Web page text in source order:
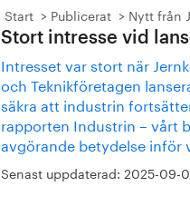
Start Publicerat Nytt från
Stort intresse vid
Intresset var stort när
och Teknikföretagen
säkra att industrin
rapporten Industrin – vårt
avgörande betydelse inför
Senast uppdaterad: 2025-09-